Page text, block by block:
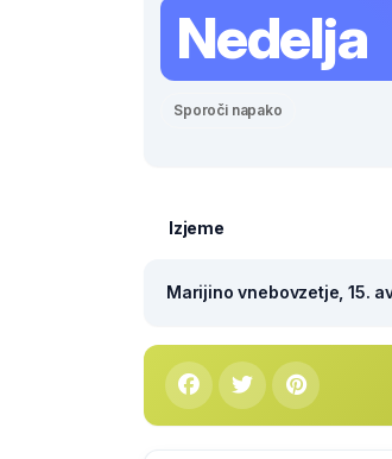
Nedelja
Sporoči napako
Izjeme
Marijino vnebovzetje, 15.